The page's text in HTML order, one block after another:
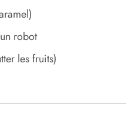
robot
les fruits)